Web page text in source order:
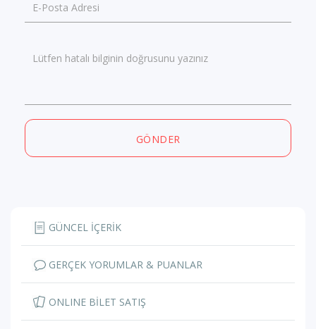
E-Posta Adresi
Lütfen hatalı bilginin doğrusunu yazınız
GÖNDER
GÜNCEL İÇERİK
GERÇEK YORUMLAR & PUANLAR
ONLINE BİLET SATIŞ